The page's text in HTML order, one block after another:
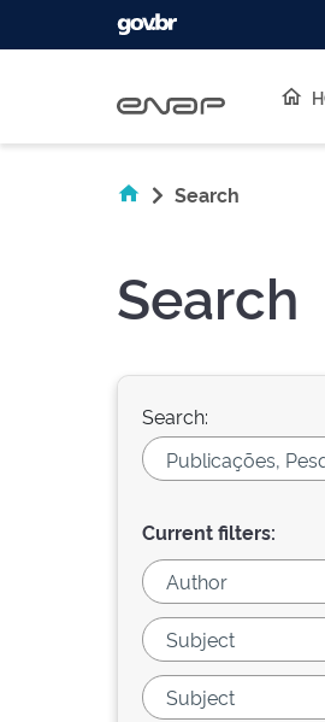
Search
Search
Search:
Current filters: